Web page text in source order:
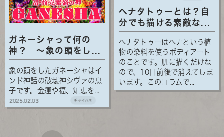
ガネーシャって何の
神？ 〜象の頭をし...
象の頭をしたガネーシャはイ
ンド神話の破壊神シヴァの息
子です。金運や福、知恵を...
2025.02.03 チャイハネ
ヘナタトゥーとは？自
分でも描ける素敵な...
ヘナタトゥーはヘナという植
物の染料を使うボディアート
のことです。肌に描くだけな
ので、10日前後で消えてしま
います。このコラムで...